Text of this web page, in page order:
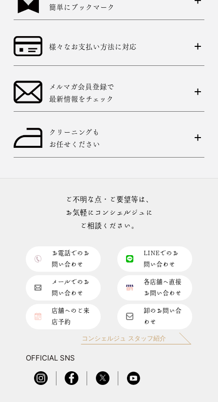
簡単にブックマーク
様々なお支払い方法に対応
メルマガ会員登録で
最新情報をチェック
クリーニングも
お任せください
ご不明な点・ご要望等は、
お気軽にコンシェルジュに
ご相談ください。
お電話でのお
問い合わせ
LINEでのお
問い合わせ
メールでのお
問い合わせ
各店舗へ直接
お問い合わせ
店舗へのご来
店予約
卸のお問い合
わせ
コンシェルジュ スタッフ紹介
OFFICIAL SNS